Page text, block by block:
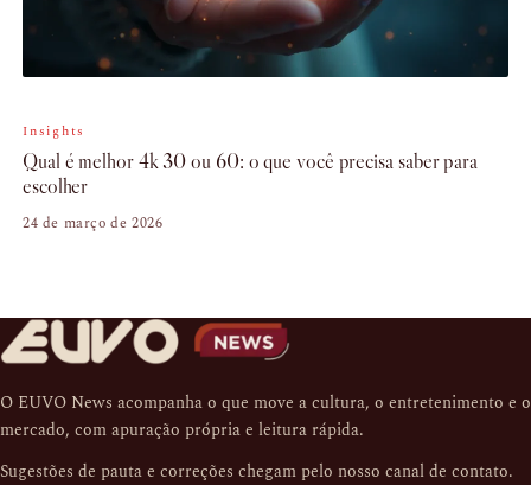
Insights
Qual é melhor 4k 30 ou 60: o que você precisa saber para
escolher
24 de março de 2026
O EUVO News acompanha o que move a cultura, o entretenimento e o
mercado, com apuração própria e leitura rápida.
Sugestões de pauta e correções chegam pelo nosso canal de contato.